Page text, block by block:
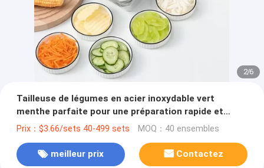
2/6
Tailleuse de légumes en acier inoxydable vert
menthe parfaite pour une préparation rapide et
facile
Prix：$3.66/sets 40-499 sets MOQ：40 ensembles
meilleur prix Contactez